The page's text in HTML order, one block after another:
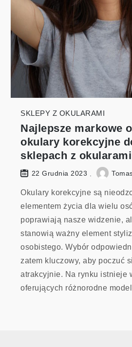
SKLEPY Z OKULARAMI
Najlepsze markowe
okulary korekcyjne
sklepach z okularami
22 Grudnia 2023
Okulary korekcyjne są
elementem życia dla wielu
poprawiają nasze widzenie,
stanowią ważny element
osobistego. Wybór
zatem kluczowy, aby poczuć
atrakcyjnie. Na rynku istnieje
oferujących różnorodne